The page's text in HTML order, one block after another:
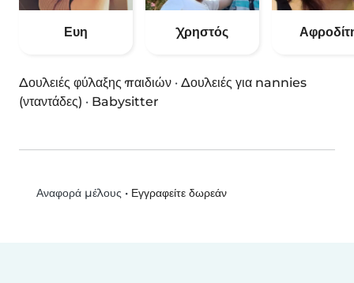
Ευη Χρηστός
Δουλειές φύλαξης παιδιών · Δουλειές για nannies
(νταντάδες) · Babysitter
Αναφορά μέλους • Εγγραφείτε δωρεάν